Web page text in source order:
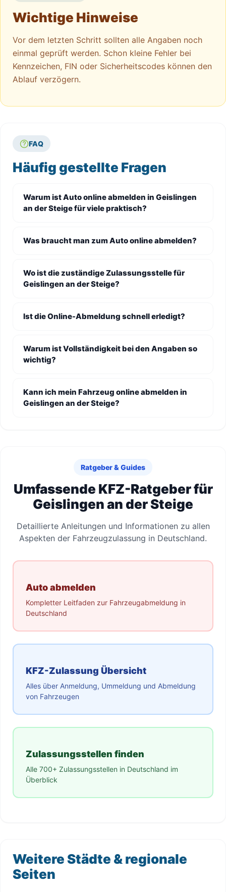
Wichtige Hinweise
Vor dem letzten Schritt sollten alle Angaben noch
einmal geprüft werden. Schon kleine Fehler bei
Kennzeichen, FIN oder Sicherheitscodes können den
Ablauf verzögern.
FAQ
Häufig gestellte Fragen
Warum ist Auto online abmelden in Geislingen
an der Steige für viele praktisch?
Was braucht man zum Auto online abmelden?
Wo ist die zuständige Zulassungsstelle für
Geislingen an der Steige?
Ist die Online-Abmeldung schnell erledigt?
Warum ist Vollständigkeit bei den Angaben so
wichtig?
Kann ich mein Fahrzeug online abmelden in
Geislingen an der Steige?
Ratgeber & Guides
Umfassende KFZ-Ratgeber für
Geislingen an der Steige
Detaillierte Anleitungen und Informationen zu allen
Aspekten der Fahrzeugzulassung in Deutschland.
Auto abmelden
Kompletter Leitfaden zur Fahrzeugabmeldung in
Deutschland
KFZ-Zulassung Übersicht
Alles über Anmeldung, Ummeldung und Abmeldung
von Fahrzeugen
Zulassungsstellen finden
Alle 700+ Zulassungsstellen in Deutschland im
Überblick
Weitere Städte & regionale
Seiten